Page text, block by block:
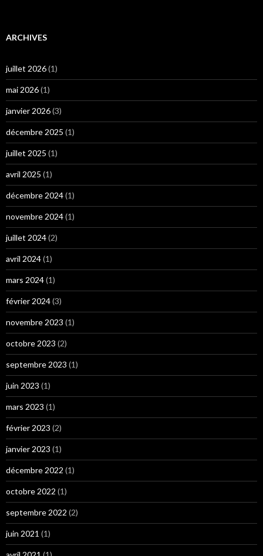
ARCHIVES
juillet 2026(1)
mai 2026(1)
janvier 2026(3)
décembre 2025 (1)
juillet 2025 (1)
avril 2025 (1)
décembre 2024(1)
novembre 2024(1)
juillet 2024(2)
avril 2024(1)
mars 2024(1)
février 2024(3)
novembre 2023 (1)
octobre 2023 (2)
septembre 2023 (1)
juin 2023 (1)
mars 2023 (1)
février 2023 (2)
janvier 2023 (1)
décembre 2022 (1)
octobre 2022 (1)
septembre 2022 (2)
juin 2021 (1)